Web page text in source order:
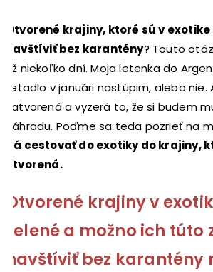
Otvorené krajiny, ktoré sú v
navštíviť bez karantény? Touto
už niekoľko dní. Moja letenka do
lietadlo v januári nastúpim, alebo
zatvorená a vyzerá to, že si budem
náhradu. Poďme sa teda pozrieť na
dá cestovať do exotiky do krajiny,
otvorená.
Otvorené krajiny v
zelené a možno ich túto
navštíviť bez karantény